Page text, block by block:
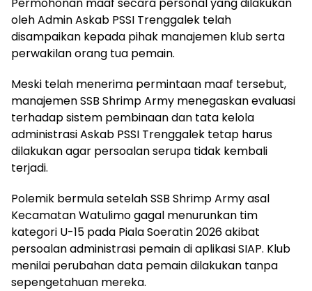
oleh Admin Askab PSSI Trenggalek telah
disampaikan kepada pihak manajemen klub serta
perwakilan orang tua pemain.
Meski telah menerima permintaan maaf tersebut,
manajemen SSB Shrimp Army menegaskan evaluasi
terhadap sistem pembinaan dan tata kelola
administrasi Askab PSSI Trenggalek tetap harus
dilakukan agar persoalan serupa tidak kembali
terjadi.
Polemik bermula setelah SSB Shrimp Army asal
Kecamatan Watulimo gagal menurunkan tim
kategori U-15 pada Piala Soeratin 2026 akibat
persoalan administrasi pemain di aplikasi SIAP. Klub
menilai perubahan data pemain dilakukan tanpa
sepengetahuan mereka.